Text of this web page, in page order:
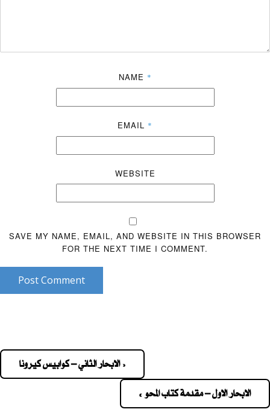
NAME *
EMAIL *
WEBSITE
SAVE MY NAME, EMAIL, AND WEBSITE IN THIS BROWSER
FOR THE NEXT TIME I COMMENT.
Post Comment
navigation
« الابحار الثاني – كوابيس كيرونا
الابحار الاول – مقدمة كتاب المحو »